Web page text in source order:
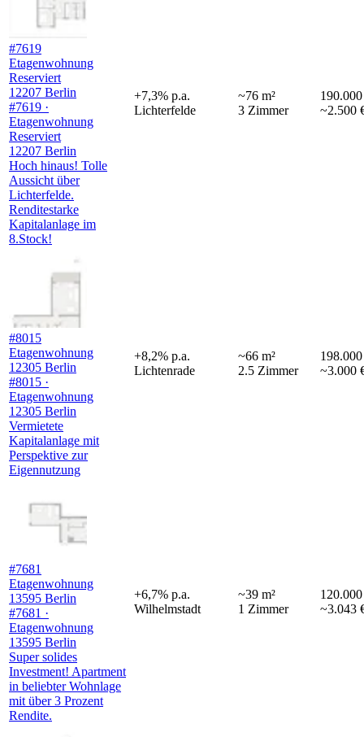
#7619
Etagenwohnung
Reserviert
12207 Berlin
#7619 ·
Etagenwohnung
Reserviert
12207 Berlin
Hoch hinaus! Tolle
Aussicht über
Lichterfelde.
Renditestarke
Kapitalanlage im
8.Stock!
+7,3% p.a.
Lichterfelde
~76 m²
3 Zimmer
~2.500
#8015
Etagenwohnung
12305 Berlin
#8015 ·
Etagenwohnung
12305 Berlin
Vermietete
Kapitalanlage mit
Perspektive zur
Eigennutzung
+8,2% p.a.
Lichtenrade
~66 m²
2.5 Zimmer
~3.000
#7681
Etagenwohnung
13595 Berlin
#7681 ·
Etagenwohnung
13595 Berlin
Super solides
Investment! Apartment
in beliebter Wohnlage
mit über 3 Prozent
Rendite.
+6,7% p.a.
Wilhelmstadt
~39 m²
1 Zimmer
~3.043